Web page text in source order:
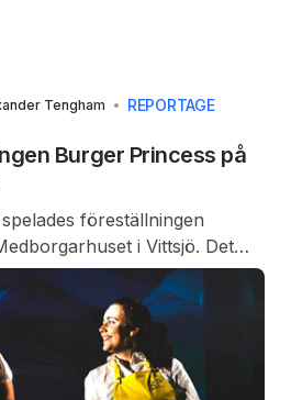
och pratar. Som vanligt
Tengham REPORTAGE
Burger Princess på
föreställningen
i Vittsjö. Det
en passande prinsessa.
speciella krav och ingen